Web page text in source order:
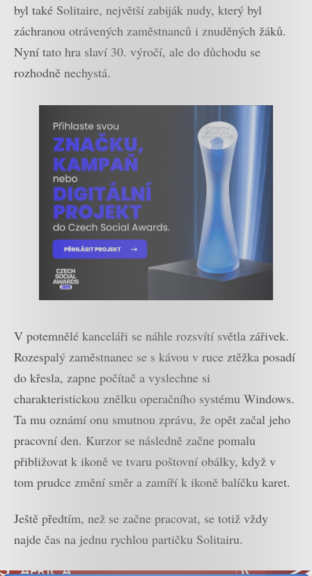
byl také Solitaire, největší zabiják nudy, který byl
záchranou otrávených zaměstnanců i znuděných žáků.
Nyní tato hra slaví 30. výročí, ale do důchodu se
rozhodně nechystá.
V potemnělé kanceláři se náhle rozsvítí světla zářivek.
Rozespalý zaměstnanec se s kávou v ruce ztěžka posadí
do křesla, zapne počítač a vyslechne si
charakteristickou znělku operačního systému Windows.
Ta mu oznámí onu smutnou zprávu, že opět začal jeho
pracovní den. Kurzor se následně začne pomalu
přibližovat k ikoně ve tvaru poštovní obálky, když v
tom prudce změní směr a zamíří k ikoně balíčku karet.
Ještě předtím, než se začne pracovat, se totiž vždy
najde čas na jednu rychlou partičku Solitairu.